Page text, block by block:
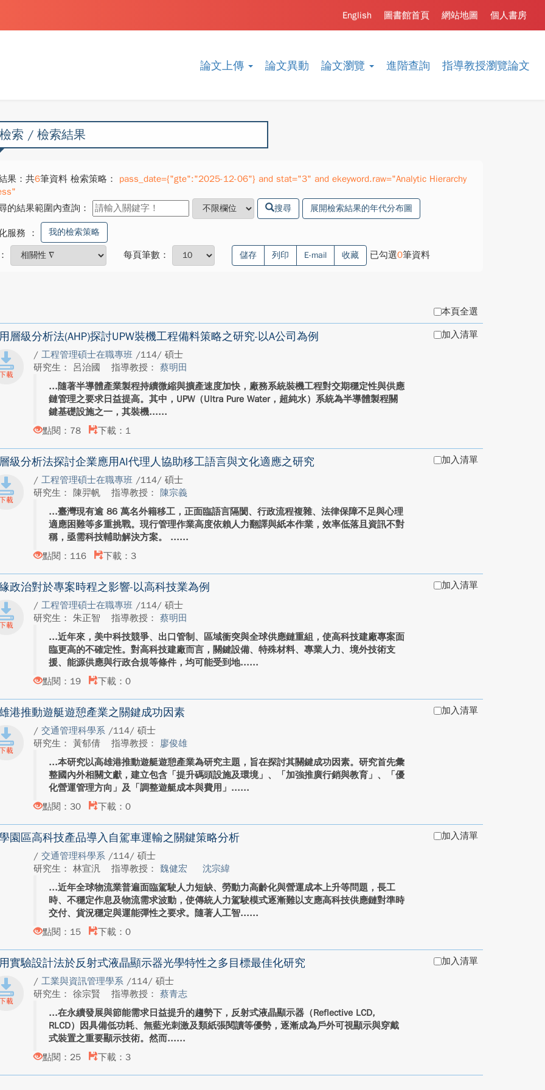
論文上傳 論文異動 論文瀏覽 進階查詢 指導教授瀏覽論文
個人書房
網站地圖
圖書館首頁
English
索 / 檢索結果
果：共6筆資料 檢索策略：
pass_date={"gte":"2025-12-06"} and stat="3" and ekeyword.raw="Analytic Hierarchy
的結果範圍內查詢：
搜尋 展開檢索結果的年代分布圖
服務 ： 我的檢索策略
每頁筆數： 儲存 列印 E-mail 收藏 已勾選0筆資料
本頁全選
層級分析法(AHP)探討UPW裝機工程備料策略之研究-以A公司為例
/ 工程管理碩士在職專班 /114/ 碩士
研究生： 呂治國
指導教授： 蔡明田
隨著半導體產業製程持續微縮與擴產速度加快，廠務系統裝機工程對交期穩定性與供應
鏈管理之要求日益提高。其中，UPW（Ultra Pure Water，超純水）系統為半導體製程關
鍵基礎設施之一，其裝機...
點閱：78
下載：1
加入清單
級分析法探討企業應用AI代理人協助移工語言與文化適應之研究
/ 工程管理碩士在職專班 /114/ 碩士
研究生： 陳羿帆
指導教授： 陳宗義
臺灣現有逾 86 萬名外籍移工，正面臨語言隔閡、行政流程複雜、法律保障不足與心理
適應困難等多重挑戰。現行管理作業高度依賴人力翻譯與紙本作業，效率低落且資訊不對
稱，亟需科技輔助解決方案。 ...
點閱：116
下載：3
加入清單
政治對於專案時程之影響-以高科技業為例
/ 工程管理碩士在職專班 /114/ 碩士
研究生： 朱正智
指導教授： 蔡明田
近年來，美中科技競爭、出口管制、區域衝突與全球供應鏈重組，使高科技建廠專案面
臨更高的不確定性。對高科技建廠而言，關鍵設備、特殊材料、專業人力、境外技術支
援、能源供應與行政合規等條件，均可能受到地...
點閱：19
下載：0
加入清單
港推動遊艇遊憩產業之關鍵成功因素
/ 交通管理科學系 /114/ 碩士
研究生： 黃郁倩
指導教授： 廖俊雄
本研究以高雄港推動遊艇遊憩產業為研究主題，旨在探討其關鍵成功因素。研究首先彙
整國內外相關文獻，建立包含「提升碼頭設施及環境」、「加強推廣行銷與教育」、「優
化營運管理方向」及「調整遊艇成本與費用」...
點閱：30
下載：0
加入清單
園區高科技產品導入自駕車運輸之關鍵策略分析
/ 交通管理科學系 /114/ 碩士
研究生： 林宣汎
指導教授： 魏健宏
沈宗緯
近年全球物流業普遍面臨駕駛人力短缺、勞動力高齡化與營運成本上升等問題，長工
時、不穩定作息及物流需求波動，使傳統人力駕駛模式逐漸難以支應高科技供應鏈對準時
交付、貨況穩定與運能彈性之要求。隨著人工智...
點閱：15
下載：0
加入清單
實驗設計法於反射式液晶顯示器光學特性之多目標最佳化研究
/ 工業與資訊管理學系 /114/ 碩士
研究生： 徐宗賢
指導教授： 蔡青志
在永續發展與節能需求日益提升的趨勢下，反射式液晶顯示器（Reflective LCD,
RLCD）因具備低功耗、無藍光刺激及類紙張閱讀等優勢，逐漸成為戶外可視顯示與穿戴
式裝置之重要顯示技術。然而...
點閱：25
下載：3
加入清單